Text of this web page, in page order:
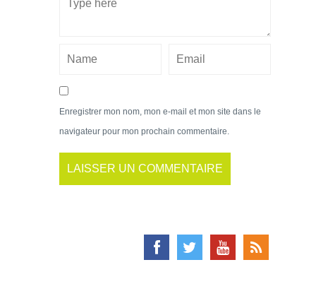
Enregistrer mon nom, mon e-mail et mon site dans le
navigateur pour mon prochain commentaire.